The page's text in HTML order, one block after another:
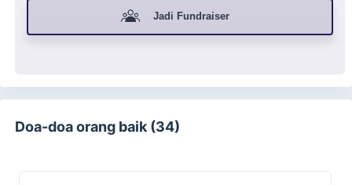
Jadi Fundraiser
Doa-doa orang baik (34)